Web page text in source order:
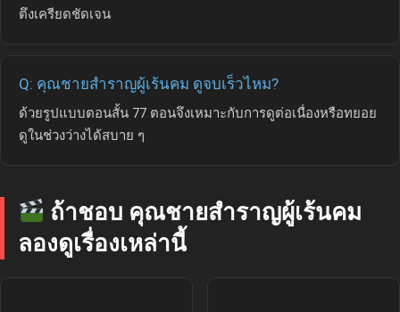
ตึงเครียดชัดเจน
Q: คุณชายสำราญผู้เร้นคม ดูจบเร็วไหม?
ด้วยรูปแบบตอนสั้น 77 ตอนจึงเหมาะกับการดูต่อเนื่องหรือทยอย
ดูในช่วงว่างได้สบาย ๆ
ถ้าชอบ คุณชายสำราญผู้เร้นคม
ลองดูเรื่องเหล่านี้